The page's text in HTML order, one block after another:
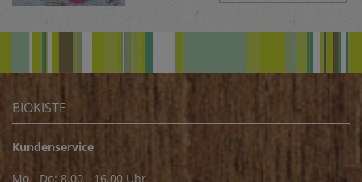
BIOKISTE
Kundenservice
Mo - Do: 8.00 - 16.00 Uhr